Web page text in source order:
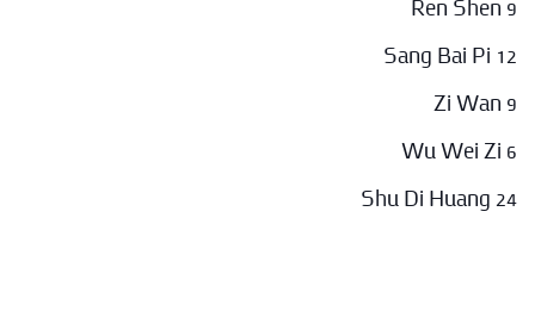
Ren Shen 9
Sang Bai Pi 12
Zi Wan 9
Wu Wei Zi 6
Shu Di Huang 24